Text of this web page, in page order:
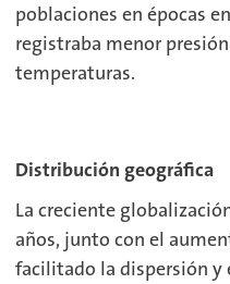
poblaciones en épocas
registraba menor
temperaturas.
Distribución geográfica
La creciente
años, junto con el
facilitado la dispersión y